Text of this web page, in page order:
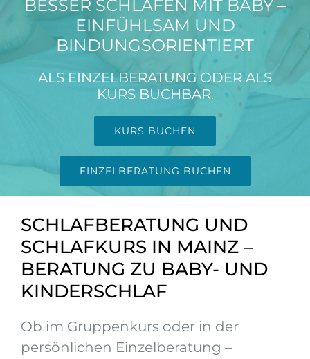
BESSER SCHLAFEN MIT BABY –
EINFÜHLSAM UND
BINDUNGSORIENTIERT
ALS EINZELBERATUNG ODER ALS
KURS BUCHBAR.
KURS BUCHEN
EINZELBERATUNG BUCHEN
SCHLAFBERATUNG UND
SCHLAFKURS IN MAINZ –
BERATUNG ZU BABY- UND
KINDERSCHLAF
Ob im Gruppenkurs oder in der
persönlichen Einzelberatung –